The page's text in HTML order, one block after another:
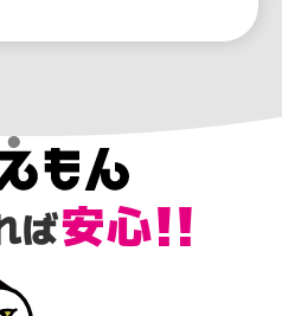
ば安心!!